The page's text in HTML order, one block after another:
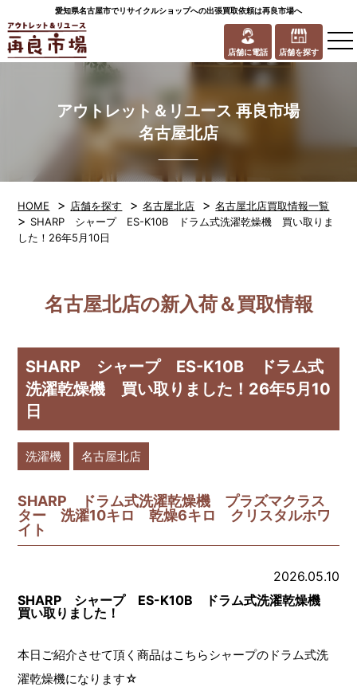
愛知県名古屋市でリサイクルショップへの出張買取依頼は再良市場へ
店舗に電話 店舗を探す
アウトレット＆リユース 再良市場
名古屋北店
HOME > 店舗を探す >名古屋北店 >名古屋北店買取情報一覧
> SHARP シャープ ES-K10B ドラム式洗濯乾燥機 買い取りま
した！26年5月10日
名古屋北店の新入荷＆買取情報
SHARP シャープ ES-K10B ドラム式
洗濯乾燥機 買い取りました！26年5月10
日
洗濯機 名古屋北店
SHARP ドラム式洗濯乾燥機 プラズマクラス
ター 洗濯10キロ 乾燥6キロ クリスタルホワ
イト
2026.05.10
SHARP シャープ ES-K10B ドラム式洗濯乾燥機
買い取りました！
本日ご紹介させて頂く商品はこちらシャープのドラム式洗
濯乾燥機になります☆